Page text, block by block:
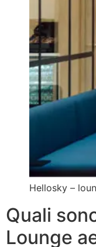
Hellosky –
Quali
Lounge